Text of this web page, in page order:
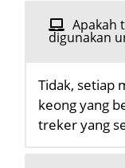
Apakah
digunakan
Tidak, setiap
keong yang
treker yang